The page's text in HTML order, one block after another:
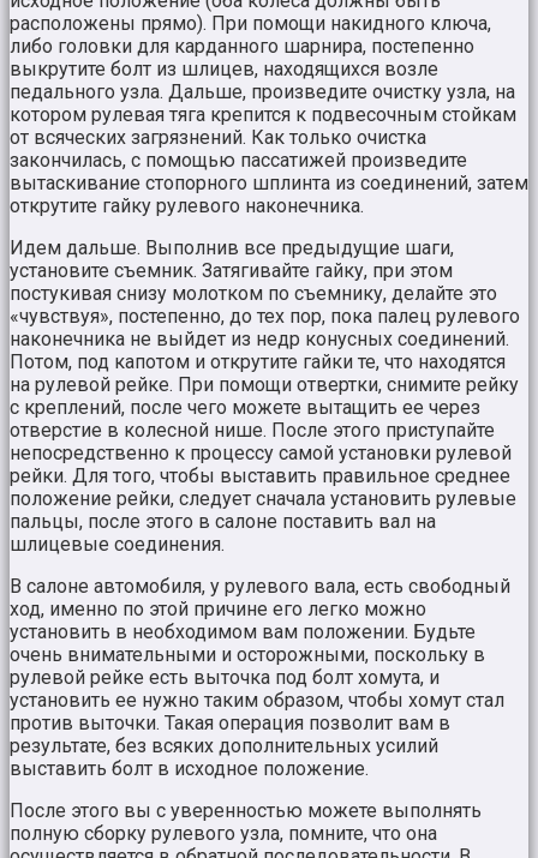
расположены прямо). При помощи накидного ключа,
либо головки для карданного шарнира, постепенно
выкрутите болт из шлицев, находящихся возле
педального узла. Дальше, произведите очистку узла, на
котором рулевая тяга крепится к подвесочным стойкам
от всяческих загрязнений. Как только очистка
закончилась, с помощью пассатижей произведите
вытаскивание стопорного шплинта из соединений, затем
открутите гайку рулевого наконечника.
Идем дальше. Выполнив все предыдущие шаги,
установите съемник. Затягивайте гайку, при этом
постукивая снизу молотком по съемнику, делайте это
«чувствуя», постепенно, до тех пор, пока палец рулевого
наконечника не выйдет из недр конусных соединений.
Потом, под капотом и открутите гайки те, что находятся
на рулевой рейке. При помощи отвертки, снимите рейку
с креплений, после чего можете вытащить ее через
отверстие в колесной нише. После этого приступайте
непосредственно к процессу самой установки рулевой
рейки. Для того, чтобы выставить правильное среднее
положение рейки, следует сначала установить рулевые
пальцы, после этого в салоне поставить вал на
шлицевые соединения.
В салоне автомобиля, у рулевого вала, есть свободный
ход, именно по этой причине его легко можно
установить в необходимом вам положении. Будьте
очень внимательными и осторожными, поскольку в
рулевой рейке есть выточка под болт хомута, и
установить ее нужно таким образом, чтобы хомут стал
против выточки. Такая операция позволит вам в
результате, без всяких дополнительных усилий
выставить болт в исходное положение.
После этого вы с уверенностью можете выполнять
полную сборку рулевого узла, помните, что она